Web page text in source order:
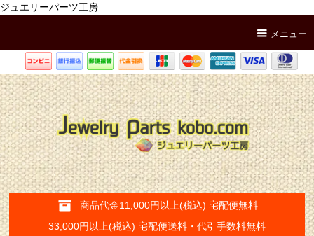
ジュエリーパーツ工房
メニュー
商品代金11,000円以上(税込) 宅配便無料
33,000円以上(税込) 宅配便送料・代引手数料無料